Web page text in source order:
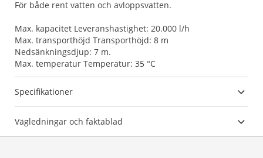
För både rent vatten och avloppsvatten.
Max. kapacitet Leveranshastighet: 20.000 l/h
Max. transporthöjd Transporthöjd: 8 m
Nedsänkningsdjup: 7 m.
Max. temperatur Temperatur: 35 °C
Specifikationer
Vägledningar och faktablad